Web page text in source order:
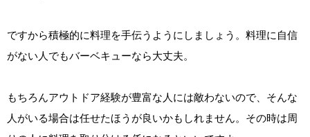
ですから積極的に料理を手伝うようにしましょう。料理に自信
がない人でもバーベキューなら大丈夫。
もちろんアウトドア経験が豊富な人には敵わないので、そんな
人がいる場合は任せたほうが良いかもしれません。その時は周